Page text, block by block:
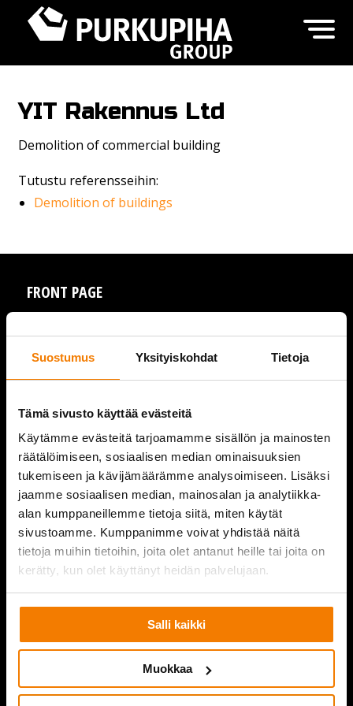
Suostumus Yksityiskohdat Tietoja
Tämä sivusto käyttää evästeitä
Käytämme evästeitä tarjoamamme sisällön ja mainosten
räätälöimiseen, sosiaalisen median ominaisuuksien
tukemiseen ja kävijämäärämme analysoimiseen. Lisäksi
jaamme sosiaalisen median, mainosalan ja analytiikka-
alan kumppaneillemme tietoja siitä, miten käytät
sivustoamme. Kumppanimme voivat yhdistää näitä
tietoja muihin tietoihin, joita olet antanut heille tai joita on
kerätty, kun olet käyttänyt heidän palvelujaan.
Salli kaikki
Muokkaa
YIT Rakennus Ltd
Demolition of commercial building
Tutustu referensseihin:
Demolition of buildings
FRONT PAGE
SERVICES
REFERENCES
COMPANY
CONTACT INFORMATION
PURKUPIHA